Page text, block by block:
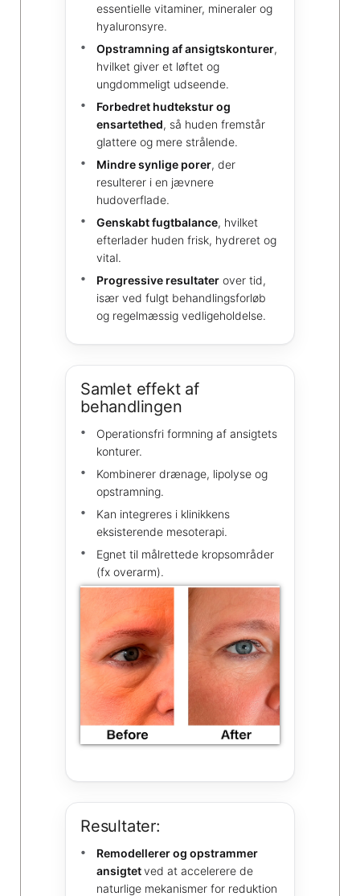
essentielle vitaminer, mineraler og
hyaluronsyre.
Opstramning af ansigtskonturer,
hvilket giver et løftet og
ungdommeligt udseende.
Forbedret hudtekstur og
ensartethed, så huden fremstår
glattere og mere strålende.
Mindre synlige porer, der
resulterer i en jævnere
hudoverflade.
Genskabt fugtbalance, hvilket
efterlader huden frisk, hydreret og
vital.
Progressive resultater over tid,
især ved fulgt behandlingsforløb
og regelmæssig vedligeholdelse.
Samlet effekt af
behandlingen
Operationsfri formning af ansigtets
konturer.
Kombinerer drænage, lipolyse og
opstramning.
Kan integreres i klinikkens
eksisterende mesoterapi.
Egnet til målrettede kropsområder
(fx overarm).
Resultater:
Remodellerer og opstrammer
ansigtetved at accelerere de
naturlige mekanismer for reduktion